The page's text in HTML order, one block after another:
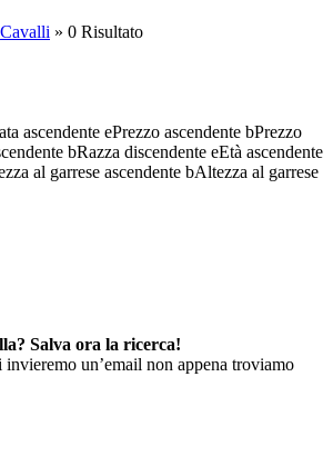
Cavalli » 0 Risultato
ascendente ePrezzo ascendente bPrezzo
bRazza discendente eEtà ascendente
al garrese ascendente bAltezza al garrese
Salva ora la ricerca!
invieremo un’email non appena troviamo